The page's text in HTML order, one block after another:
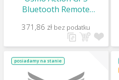
Bluetooth Remote
371,86 zł bez podatku
posiadamy na stanie